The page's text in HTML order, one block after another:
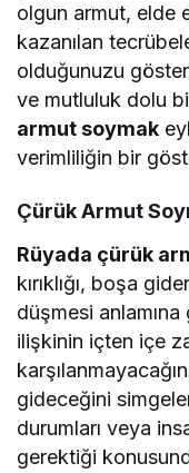
olgun armut, elde
kazanılan
olduğunuzu
ve mutluluk dolu
armut soymak
verimliliğin bir
Çürük Armut
Rüyada çürük
kırıklığı, boşa
düşmesi
ilişkinin içten içe
gideceğini
durumları veya
gerektiği